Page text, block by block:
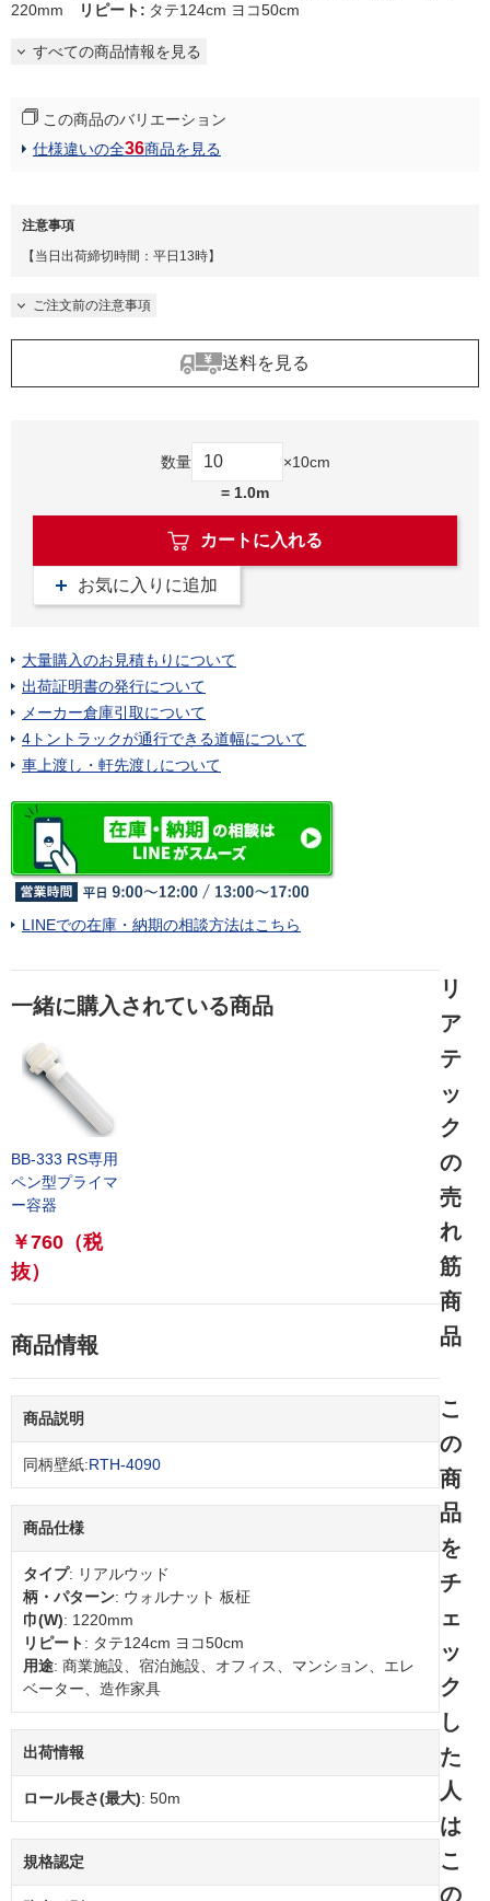
220mm
リピート: タテ124cm ヨコ50cm
すべての商品情報を見る
この商品のバリエーション
仕様違いの全36商品を見る
注意事項
【当日出荷締切時間：平日13時】
ご注文前の注意事項
送料を見る
数量
×10cm
= 1.0m
カートに入れる
お気に入りに追加
大量購入のお見積もりについて
出荷証明書の発行について
メーカー倉庫引取について
4トントラックが通行できる道幅について
車上渡し・軒先渡しについて
LINEでの在庫・納期の相談方法はこちら
一緒に購入されている商品
BB-333 RS専用
ペン型プライマ
ー容器
￥760 （税
抜）
商品情報
商品説明
同柄壁紙:RTH-4090
商品仕様
タイプ: リアルウッド
柄・パターン: ウォルナット 板柾
巾(W): 1220mm
リピート: タテ124cm ヨコ50cm
用途: 商業施設、宿泊施設、オフィス、マンション、エレ
ベーター、造作家具
出荷情報
ロール長さ(最大): 50m
規格認定
リ
ア
テ
ッ
ク
の
売
れ
筋
商
品
こ
の
商
品
を
チ
ェ
ッ
ク
し
た
人
は
こ
の